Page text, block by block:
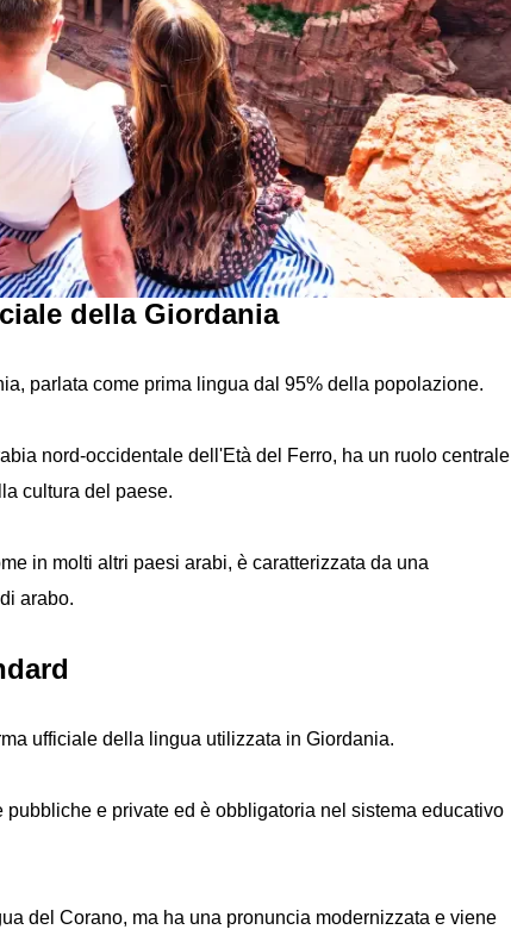
della Giordania
parlata come prima lingua dal 95% della popolazione.
nord-occidentale dell'Età del Ferro, ha un ruolo centrale
cultura del paese.
in molti altri paesi arabi, è caratterizzata da una
arabo.
ufficiale della lingua utilizzata in Giordania.
e private ed è obbligatoria nel sistema educativo
del Corano, ma ha una pronuncia modernizzata e viene